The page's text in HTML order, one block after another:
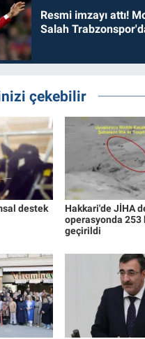
Resmi imzayı attı!
Salah
çekebilir
destek
Hakkari'de JİHA
operasyonda 253
geçirildi